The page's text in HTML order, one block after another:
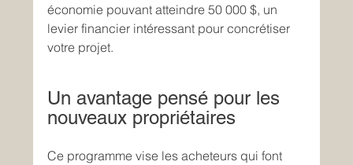
économie pouvant atteindre 50 000 $, un
levier financier intéressant pour concrétiser
votre projet.
Un avantage pensé pour les
nouveaux propriétaires
Ce programme vise les acheteurs qui font